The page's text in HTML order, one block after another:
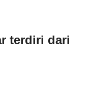
terdiri dari